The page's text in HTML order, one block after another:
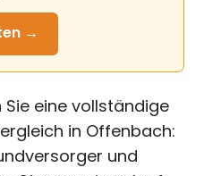
→
eine vollständige
in Offenbach:
und